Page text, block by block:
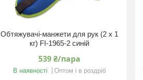
Обтяжувачі-манжети для рук (2 x 1
кг) FI-1965-2 синій
539 ₴/пара
В наявності Оптом і в роздріб